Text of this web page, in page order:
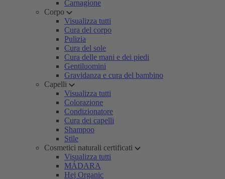
Carnagione
Corpo
Visualizza tutti
Cura del corpo
Pulizia
Cura del sole
Cura delle mani e dei piedi
Gentiluomini
Gravidanza e cura del bambino
Capelli
Visualizza tutti
Colorazione
Condizionatore
Cura dei capelli
Shampoo
Stile
Cosmetici naturali certificati
Visualizza tutti
MÁDARA
Hej Organic